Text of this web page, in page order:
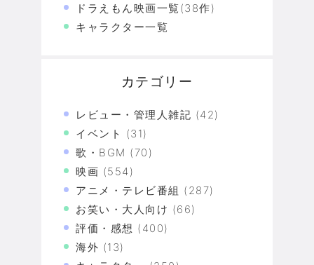
ドラえもん映画一覧(38作)
キャラクター一覧
カテゴリー
レビュー・管理人雑記 (42)
イベント (31)
歌・BGM (70)
映画 (554)
アニメ・テレビ番組 (287)
お笑い・大人向け (66)
評価・感想 (400)
海外 (13)